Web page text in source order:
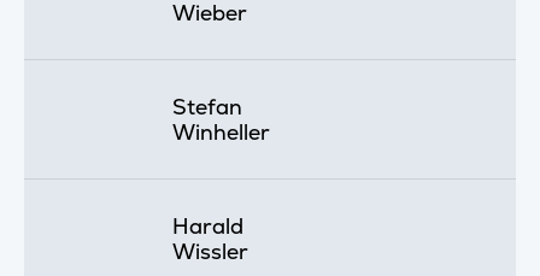
Wieber
Stefan
Winheller
Harald
Wissler